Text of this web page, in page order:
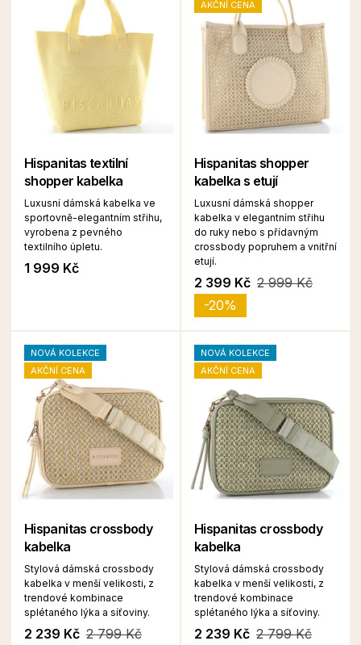
Hispanitas textilní
shopper kabelka
Luxusní dámská kabelka ve
sportovně-elegantním střihu,
vyrobena z pevného
textilního úpletu.
1 999 Kč
AKČNÍ CENA
Hispanitas shopper
kabelka s etují
Luxusní dámská shopper
kabelka v elegantním střihu
do ruky nebo s přídavným
crossbody popruhem a vnitřní
etují.
2 399 Kč 2 999 Kč
-20%
NOVÁ KOLEKCE
AKČNÍ CENA
Hispanitas crossbody
kabelka
Stylová dámská crossbody
kabelka v menší velikosti, z
trendové kombinace
splétaného lýka a síťoviny.
2 239 Kč 2 799 Kč
NOVÁ KOLEKCE
AKČNÍ CENA
Hispanitas crossbody
kabelka
Stylová dámská crossbody
kabelka v menší velikosti, z
trendové kombinace
splétaného lýka a síťoviny.
2 239 Kč 2 799 Kč